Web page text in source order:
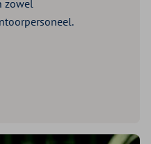
zowel